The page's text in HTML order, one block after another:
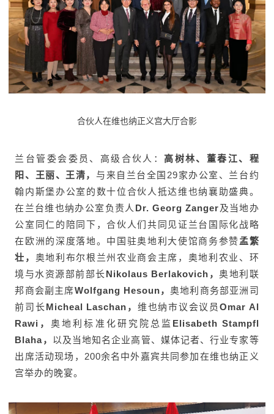
合伙人在维也纳正义宫大厅合影
兰台管委会委员、高级合伙人：高树林、董春江、程
阳、王丽、王清，与来自兰台全国29家办公室、兰台约
翰内斯堡办公室的数十位合伙人抵达维也纳襄助盛典。
在兰台维也纳办公室负责人 Dr. Georg Zanger及当地办
公室同仁的陪同下，合伙人们共同见证兰台国际化战略
在欧洲的深度落地。中国驻奥地利大使馆商务参赞孟繁
壮， 奥地利布尔根兰州农业商会主席，奥地利农业、环
境与水资源部前部长Nikolaus Berlakovich，奥地利联
邦商会副主席Wolfgang Hesoun，奥地利商务部亚洲司
前司长Micheal Laschan， 维也纳市议会议员 Omar Al
Rawi，奥地利标准化研究院总监 Elisabeth Stampfl
Blaha， 以及当地知名企业高管、媒体记者、行业专家等
出席活动现场，200余名中外嘉宾共同参加在维也纳正义
宫举办的晚宴。